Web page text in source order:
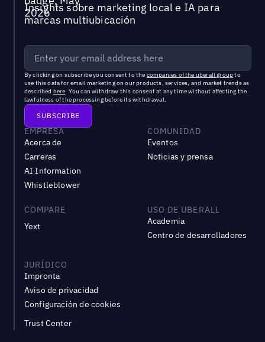
Insights sobre marketing local e IA para
marcas multiubicación
By clicking on subscribe you consent to the companies of the uberall groupto
use this data for email marketing on our products, services, and market trends as
described here. You can withdraw this consent at any time without affecting the
lawfulness of the processing before its withdrawal.
EMPRESA
Acerca de
Carreras
AI Information
Whistleblower
COMUNIDAD
Eventos
Noticias y prensa
COMPARE
Yext
USO DE UBERALL
Academia
Centro de desarrolladores
JURÍDICO
Impronta
Aviso de privacidad
Configuración de cookies
Trust Center